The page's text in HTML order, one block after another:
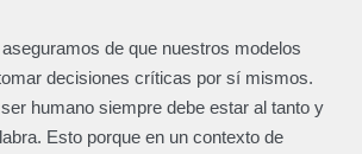
de que nuestros modelos
decisiones críticas por sí mismos.
humano siempre debe estar al tanto y
Esto porque en un contexto de